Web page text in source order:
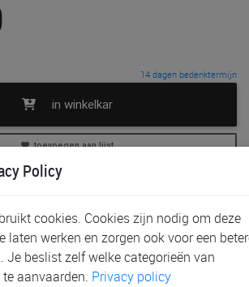
14 dagen bedenktermijn
in winkelkar
toevoegen aan lijst
ecocheque in de winkel
af te halen in onzewinkelte Aalst en
Policy
cookies. Cookies zijn nodig om deze
laten werken en zorgen ook voor een
Je beslist zelf welke categorieën van
aanvaarden. Privacy policy